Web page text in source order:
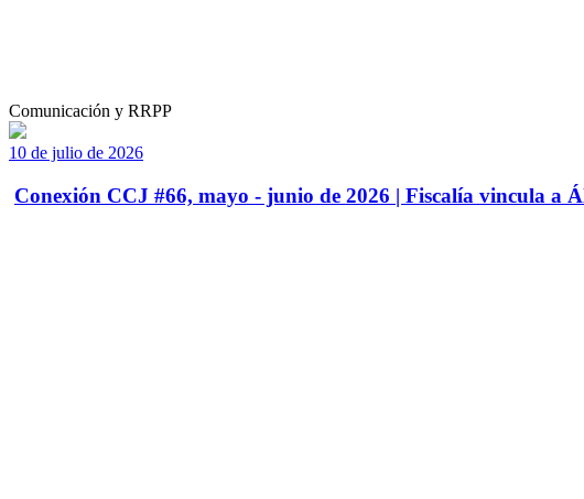
Comunicación y RRPP
10 de julio de 2026
Conexión CCJ #66, mayo - junio de 2026 | Fiscalía vincula a